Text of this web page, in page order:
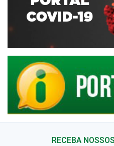
RECEBA